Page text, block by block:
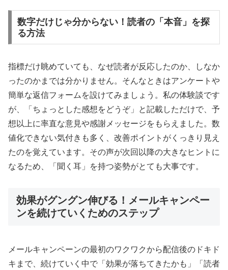
数字だけじゃ分からない！読者の「本音」を探
る方法
指標だけ眺めていても、なぜ読者が反応したのか、しなか
ったのかまでは分かりません。そんなときはアンケートや
簡単な返信フォームを設けてみましょう。私の体験談です
が、「ちょっとした感想をどうぞ」と記載しただけで、予
想以上に率直な意見や感謝メッセージをもらえました。数
値化できない気付きも多く、改善ポイントがくっきり見え
たのを覚えています。その声が次回以降の大きなヒントに
なるため、「聞く耳」を持つ姿勢がとても大事です。
効果がグングン伸びる！メールキャンペー
ンを続けていくためのステップ
メールキャンペーンの最初のワクワクから配信後のドキド
キまで、続けていく中で「効果が落ちてきたかも」「読者